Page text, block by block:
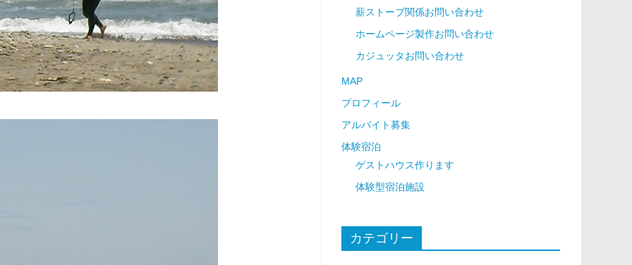
薪ストーブ関係お問い合わせ
ホームページ製作お問い合わせ
カジュッタお問い合わせ
MAP
プロフィール
アルバイト募集
体験宿泊
ゲストハウス作ります
体験型宿泊施設
カテゴリー